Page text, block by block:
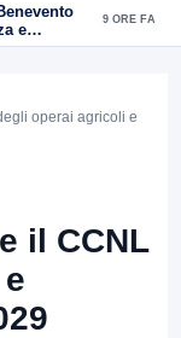
e
9 ORE FA
operai agricoli e
il CCNL